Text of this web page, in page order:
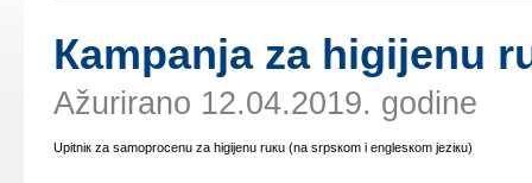
Каmpаnjа zа higiјеnu
Ažurirano 12.04.2019. godine
Upitniк zа sаmоprоcеnu zа higiјеnu ruкu (nа srpsкоm i еnglеsкоm јеziкu)